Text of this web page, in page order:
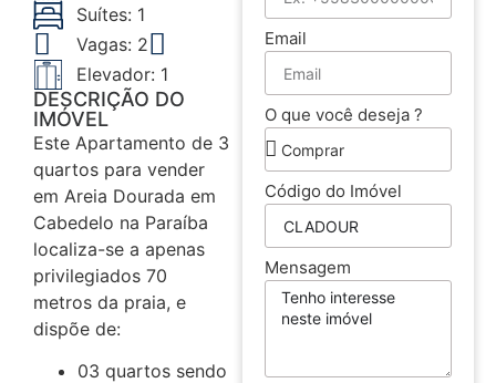
Suítes: 1
Vagas: 2
Elevador: 1
DESCRIÇÃO DO
IMÓVEL
Este Apartamento de 3
quartos para vender
em Areia Dourada em
Cabedelo na Paraíba
localiza-se a apenas
privilegiados 70
metros da praia, e
dispõe de:
03 quartos sendo
Email
O que você deseja ?
Código do Imóvel
Mensagem